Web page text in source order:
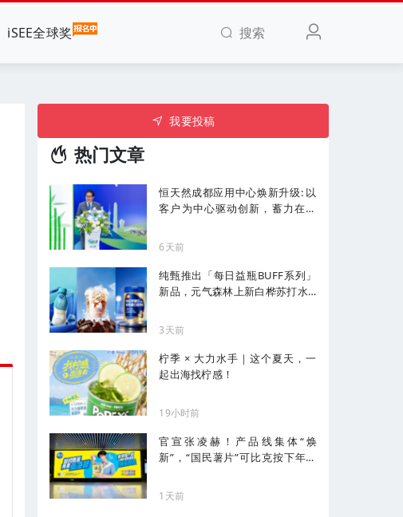
iSEE全球奖 搜索
我要投稿
热门文章
恒天然成都应用中心焕新升级: 以
客户为中心驱动创新，蓄力在华
6天前
纯甄推出「每日益瓶BUFF系列」
新品，元气森林上新白桦苏打水...
3天前
柠季 × 大力水手｜这个夏天，一
起出海找柠感！
19小时前
官宣张凌赫！产品线集体“焕
新”，“国民薯片”可比克按下年轻
1天前